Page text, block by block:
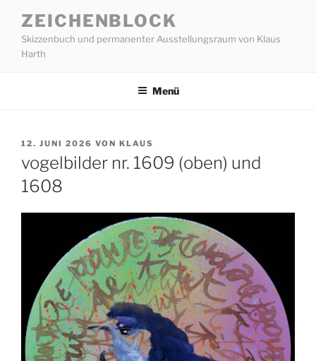
Inhalt
springen
ZEICHENBLOCK
Skizzenbuch und permanenter Ausstellungsraum von Klaus
Harth
Menü
VERÖFFENTLICHT
12. JUNI 2026 VON KLAUS
vogelbilder nr. 1609 (oben) und
1608